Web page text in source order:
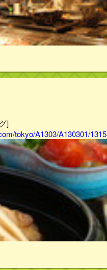
]
tokyo/A1303/A130301/